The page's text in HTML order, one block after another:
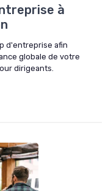
à
d'entreprise afin
globale de votre
dirigeants.